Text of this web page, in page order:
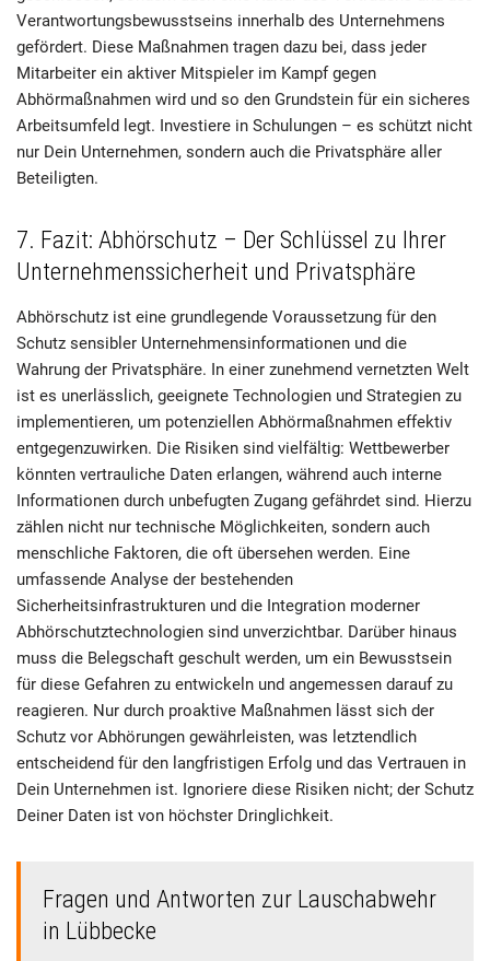
Verantwortungsbewusstseins innerhalb des Unternehmens
gefördert. Diese Maßnahmen tragen dazu bei, dass jeder
Mitarbeiter ein aktiver Mitspieler im Kampf gegen
Abhörmaßnahmen wird und so den Grundstein für ein sicheres
Arbeitsumfeld legt. Investiere in Schulungen – es schützt nicht
nur Dein Unternehmen, sondern auch die Privatsphäre aller
Beteiligten.
7. Fazit: Abhörschutz – Der Schlüssel zu Ihrer
Unternehmenssicherheit und Privatsphäre
Abhörschutz ist eine grundlegende Voraussetzung für den
Schutz sensibler Unternehmensinformationen und die
Wahrung der Privatsphäre. In einer zunehmend vernetzten Welt
ist es unerlässlich, geeignete Technologien und Strategien zu
implementieren, um potenziellen Abhörmaßnahmen effektiv
entgegenzuwirken. Die Risiken sind vielfältig: Wettbewerber
könnten vertrauliche Daten erlangen, während auch interne
Informationen durch unbefugten Zugang gefährdet sind. Hierzu
zählen nicht nur technische Möglichkeiten, sondern auch
menschliche Faktoren, die oft übersehen werden. Eine
umfassende Analyse der bestehenden
Sicherheitsinfrastrukturen und die Integration moderner
Abhörschutztechnologien sind unverzichtbar. Darüber hinaus
muss die Belegschaft geschult werden, um ein Bewusstsein
für diese Gefahren zu entwickeln und angemessen darauf zu
reagieren. Nur durch proaktive Maßnahmen lässt sich der
Schutz vor Abhörungen gewährleisten, was letztendlich
entscheidend für den langfristigen Erfolg und das Vertrauen in
Dein Unternehmen ist. Ignoriere diese Risiken nicht; der Schutz
Deiner Daten ist von höchster Dringlichkeit.
Fragen und Antworten zur Lauschabwehr
in Lübbecke